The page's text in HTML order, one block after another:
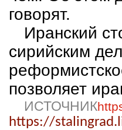
говорят.
Иранский
сирийским
позволяет
ИСТОЧНИК
https://